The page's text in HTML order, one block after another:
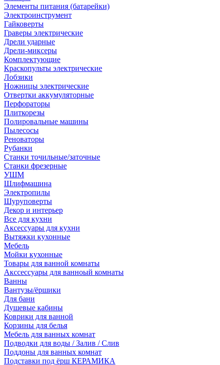
Элементы питания (батарейки)
Электроинструмент
Гайковерты
Граверы электрические
Дрели ударные
Дрели-миксеры
Комплектующие
Краскопульты электрические
Лобзики
Ножницы электрические
Отвертки аккумуляторные
Перфораторы
Плиткорезы
Полировальные машины
Пылесосы
Реноваторы
Рубанки
Станки точильные/заточные
Станки фрезерные
УШМ
Шлифмашина
Электропилы
Шуруповерты
Декор и интерьер
Все для кухни
Аксессуары для кухни
Вытяжки кухонные
Мебель
Мойки кухонные
Товары для ванной комнаты
Акссессуары для ванноый комнаты
Ванны
Вантузы/ёршики
Для бани
Душевые кабины
Коврики для ванной
Корзины для белья
Мебель для ванных комнат
Подводки для воды / Залив / Слив
Поддоны для ванных комнат
Подставки под ёрш КЕРАМИКА